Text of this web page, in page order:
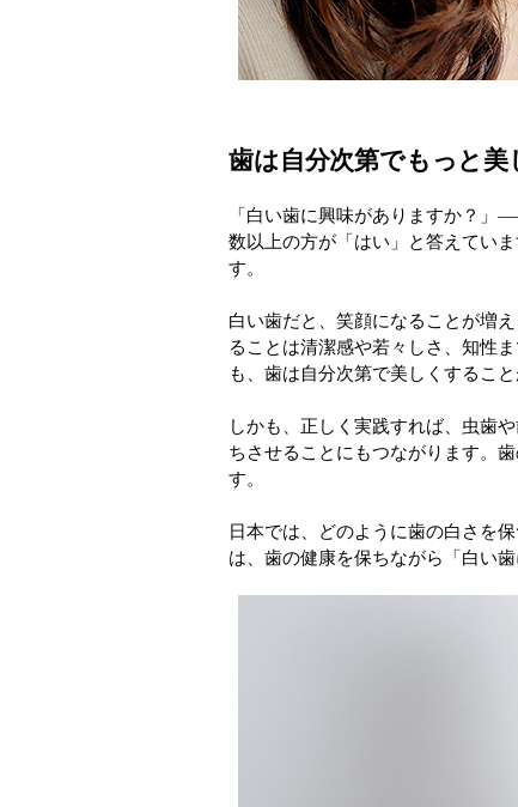
歯は自分次第でもっと
「白い歯に興味がありますか？
数以上の方が「はい」と答えてい
す。
白い歯だと、笑顔になることが増
ることは清潔感や若々しさ、知性
も、歯は自分次第で美しくするこ
しかも、正しく実践すれば、虫歯
ちさせることにもつながります。
す。
日本では、どのように歯の白さを
は、歯の健康を保ちながら「白い